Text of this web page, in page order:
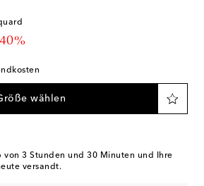
wählen
von 3 Stunden und 30 Minuten und Ihre
versandt.